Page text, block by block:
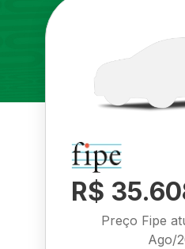
R$
Preço Fipe
Ago/